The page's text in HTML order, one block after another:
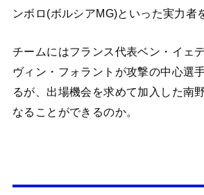
ンボロ(ボルシアMG)といった実力者
チームにはフランス代表ベン・イェ
ヴィン・フォラントが攻撃の中心選
るが、出場機会を求めて加入した南
なることができるのか。